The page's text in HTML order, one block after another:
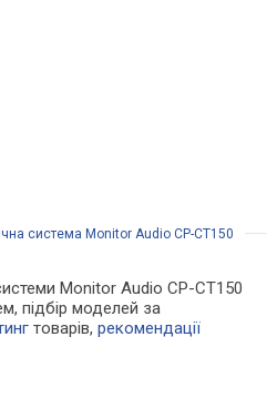
система Monitor Audio CP-CT150
Monitor Audio CP-CT150
підбір моделей за
товарів,рекомендації